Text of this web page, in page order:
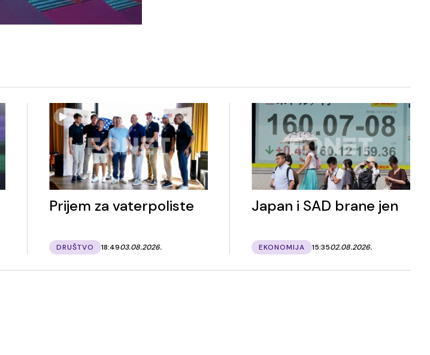
Prijem za vaterpoliste
DRUŠTVO 18:4903.08.2026.
Japan i SAD brane jen
EKONOMIJA 15:3502.08.2026.